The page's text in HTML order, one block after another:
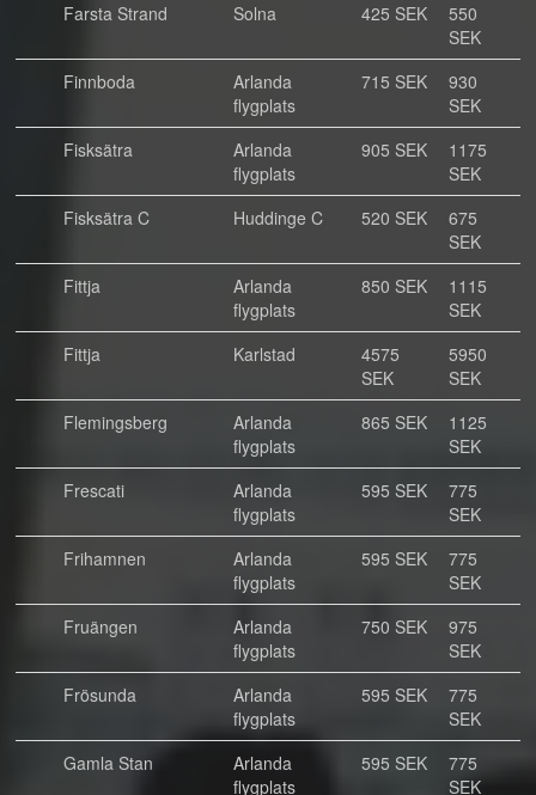
Farsta Strand
Solna 425 SEK
550
SEK
Finnboda
Arlanda
flygplats
715 SEK
930
SEK
Fisksätra
Arlanda
flygplats
905 SEK
1175
SEK
Fisksätra C
Huddinge C 520 SEK
675
SEK
Fittja
Arlanda
flygplats
850 SEK
1115
SEK
Fittja
Karlstad
4575
SEK
5950
SEK
Flemingsberg
Arlanda
flygplats
865 SEK
1125
SEK
Frescati
Arlanda
flygplats
595 SEK
775
SEK
Frihamnen
Arlanda
flygplats
595 SEK
775
SEK
Fruängen
Arlanda
flygplats
750 SEK
975
SEK
Frösunda
Arlanda
flygplats
595 SEK
775
SEK
Gamla Stan
Arlanda
flygplats
595 SEK
775
SEK